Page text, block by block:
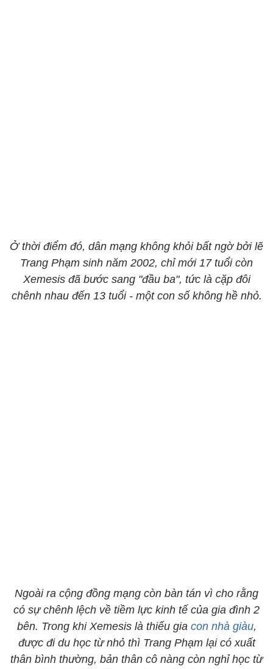
Ở thời điểm đó, dân mạng không khỏi bất ngờ bởi lẽ
Trang Phạm sinh năm 2002, chỉ mới 17 tuổi còn
Xemesis đã bước sang "đầu ba", tức là cặp đôi
chênh nhau đến 13 tuổi - một con số không hề nhỏ.
Ngoài ra cộng đồng mạng còn bàn tán vì cho rằng
có sự chênh lệch về tiềm lực kinh tế của gia đình 2
bên. Trong khi Xemesis là thiếu gia con nhà giàu,
được đi du học từ nhỏ thì Trang Phạm lại có xuất
thân bình thường, bản thân cô nàng còn nghỉ học từ